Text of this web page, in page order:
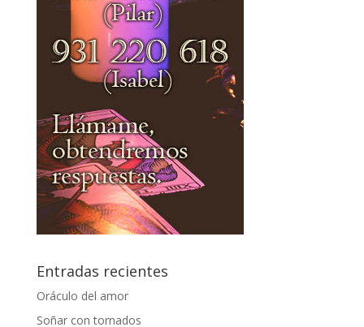
Entradas recientes
Oráculo del amor
Soñar con tornados